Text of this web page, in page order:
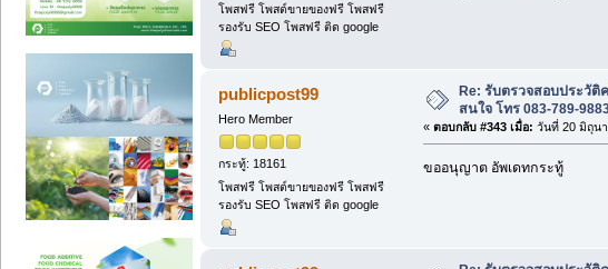
โพสฟรี โพสต์ขายของฟรี โพสฟรี
รองรับ SEO โพสฟรี ติด google
publicpost99
Hero Member
กระทู้: 18161
โพสฟรี โพสต์ขายของฟรี โพสฟรี
รองรับ SEO โพสฟรี ติด google
Re: รับตรวจสอบประวัติ
สนใจ โทร 083-789-
« ตอบกลับ #343 เมื่อ: วันที่ 20 มิถุน
ขออนุญาต อัพเดทกระทู้